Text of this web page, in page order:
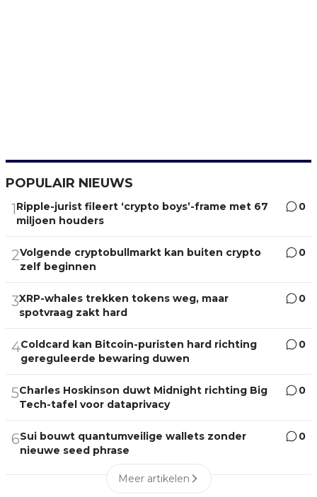
POPULAIR NIEUWS
1Ripple-jurist fileert ‘crypto boys’-frame met 67
miljoen houders
0
2Volgende cryptobullmarkt kan buiten crypto
zelf beginnen
0
3XRP-whales trekken tokens weg, maar
spotvraag zakt hard
0
4Coldcard kan Bitcoin-puristen hard richting
gereguleerde bewaring duwen
0
5Charles Hoskinson duwt Midnight richting Big
Tech-tafel voor dataprivacy
0
6Sui bouwt quantumveilige wallets zonder
nieuwe seed phrase
0
Meer artikelen